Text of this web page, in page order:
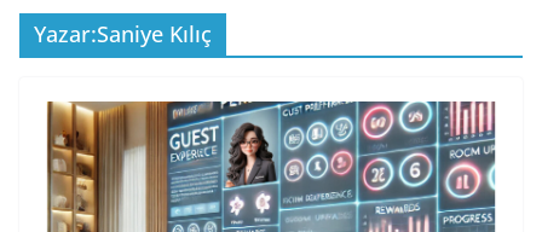
Yazar:Saniye Kılıç